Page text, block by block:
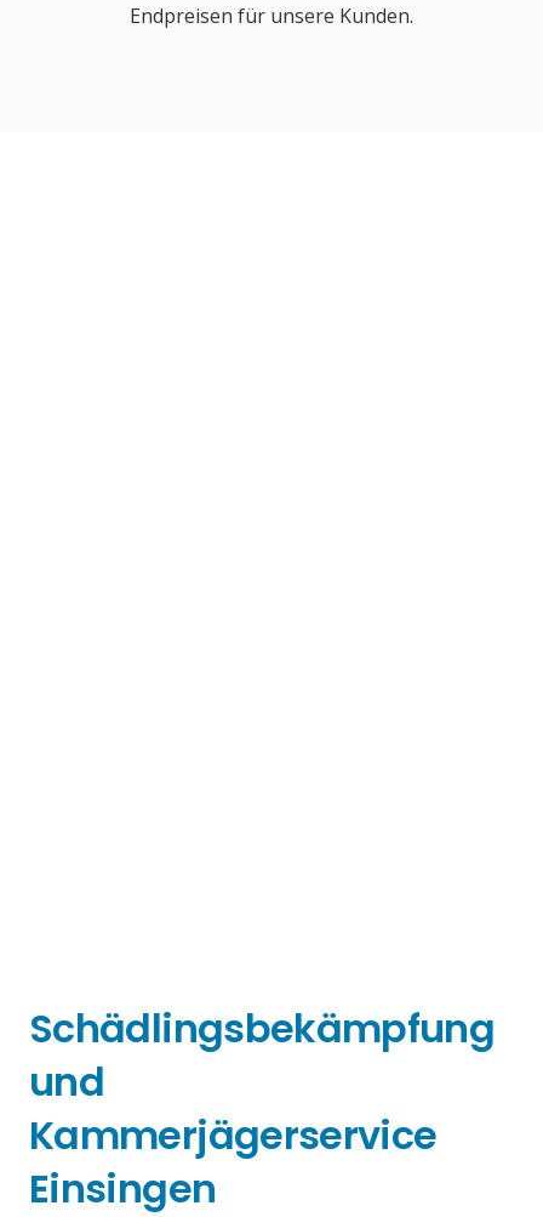
Endpreisen für unsere Kunden.
Schädlingsbekämpfung
und
Kammerjägerservice
Einsingen